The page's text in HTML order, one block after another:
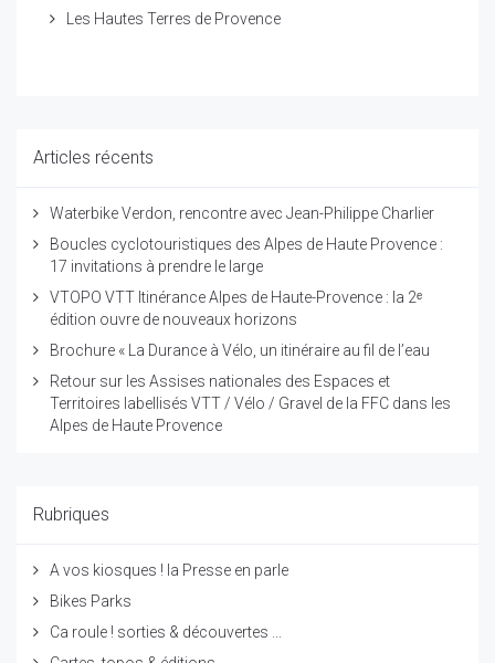
Les Hautes Terres de Provence
Articles récents
Waterbike Verdon, rencontre avec Jean-Philippe Charlier
Boucles cyclotouristiques des Alpes de Haute Provence :
17 invitations à prendre le large
VTOPO VTT Itinérance Alpes de Haute-Provence : la 2ᵉ
édition ouvre de nouveaux horizons
Brochure « La Durance à Vélo, un itinéraire au fil de l’eau
Retour sur les Assises nationales des Espaces et
Territoires labellisés VTT / Vélo / Gravel de la FFC dans les
Alpes de Haute Provence
Rubriques
A vos kiosques ! la Presse en parle
Bikes Parks
Ca roule ! sorties & découvertes ...